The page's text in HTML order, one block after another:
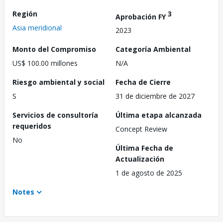
Región
Asia meridional
Aprobación FY3
2023
Monto del Compromiso
US$ 100.00 millones
Categoría Ambiental
N/A
Riesgo ambiental y social
S
Fecha de Cierre
31 de diciembre de 2027
Servicios de consultoría
requeridos
No
Última etapa alcanzada
Concept Review
Última Fecha de
Actualización
1 de agosto de 2025
Notes